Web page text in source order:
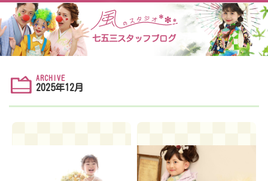
七五三スタッフブログ
ARCHIVE
2025年12月